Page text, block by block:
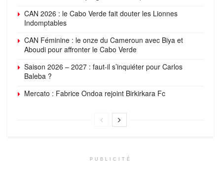
CAN 2026 : le Cabo Verde fait douter les Lionnes
Indomptables
CAN Féminine : le onze du Cameroun avec Biya et
Aboudi pour affronter le Cabo Verde
Saison 2026 – 2027 : faut-il s’inquiéter pour Carlos
Baleba ?
Mercato : Fabrice Ondoa rejoint Birkirkara Fc
PUBLICITÉ